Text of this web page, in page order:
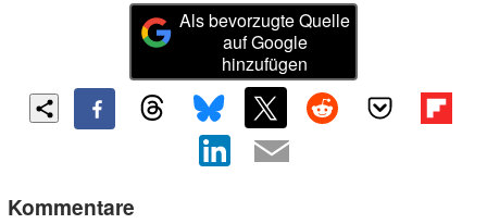
Als bevorzugte Quelle
auf Google
hinzufügen
Kommentare